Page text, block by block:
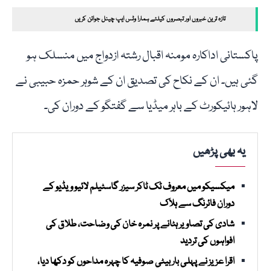
تازہ ترین خبروں اور تبصروں کیلئے ہمارا وٹس ایپ چینل جوائن کریں
پاکستانی اداکارہ مومنہ اقبال رشتہ ازدواج میں منسلک ہو
گئی ہیں۔ ان کے نکاح کی تصدیق ان کے شوہر حمزہ حبیبی نے
لاہور ہائیکورٹ کے باہر میڈیا سے گفتگو کے دوران کی۔
یہ بھی پڑھیں
میکسیکو میں معروف ٹک ٹاکر سیزر گاسٹیلم لائیو ویڈیو کے
دوران فائرنگ سے ہلاک
شادی کی تصاویر ہٹانے پر نمرہ خان کی وضاحت، طلاق کی
افواہوں کی تردید
اقرا عزیز نے پہلی بار بیٹی صوفیہ کا چہرہ مداحوں کو دکھا دیا،